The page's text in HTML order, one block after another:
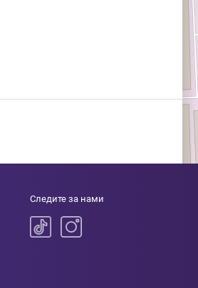
Следите за нами